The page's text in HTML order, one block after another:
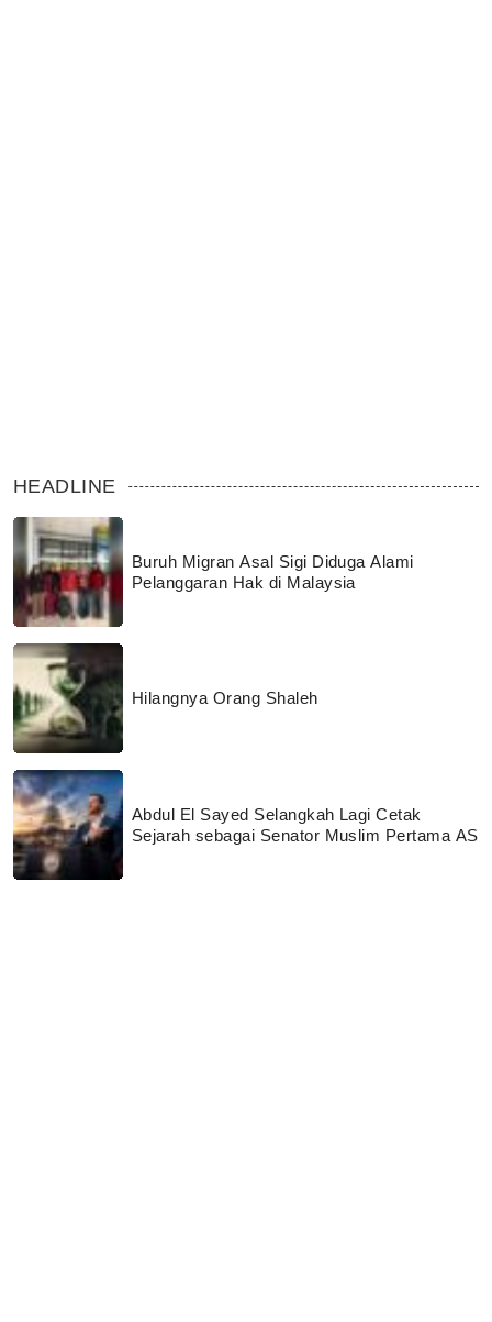
HEADLINE
Buruh Migran Asal Sigi Diduga Alami
Pelanggaran Hak di Malaysia
Hilangnya Orang Shaleh
Abdul El Sayed Selangkah Lagi Cetak
Sejarah sebagai Senator Muslim Pertama AS